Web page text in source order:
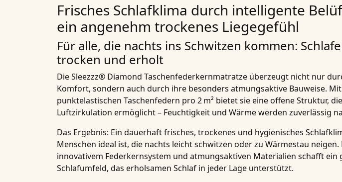
Frisches Schlafklima durch intelligente
ein angenehm trockenes Liegegefühl
Für alle, die nachts ins Schwitzen kommen:
trocken und erholt
DieSleezzz® Diamond Taschenfederkernmatratze überzeugt nicht nur
Komfort, sondern auch durch ihre besonders atmungsaktive Bauweise. Mit
punktelastischen Taschenfedern pro 2 m² bietet sie eine offene Struktur,
Luftzirkulation ermöglicht – Feuchtigkeit und Wärme werden zuverlässig
Das Ergebnis: Ein dauerhaftfrisches, trockenes und hygienisches
Menschen ideal ist, die nachts leicht schwitzen oder zu Wärmestau
innovativem Federkernsystem und atmungsaktiven Materialien schafft ein
Schlafumfeld, das erholsamen Schlaf in jeder Lage unterstützt.